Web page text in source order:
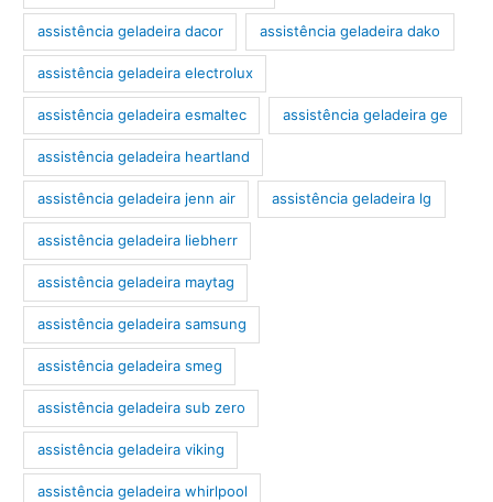
assistência geladeira dacor assistência geladeira dako
assistência geladeira electrolux
assistência geladeira esmaltec assistência geladeira ge
assistência geladeira heartland
assistência geladeira jenn air assistência geladeira lg
assistência geladeira liebherr
assistência geladeira maytag
assistência geladeira samsung
assistência geladeira smeg
assistência geladeira sub zero
assistência geladeira viking
assistência geladeira whirlpool